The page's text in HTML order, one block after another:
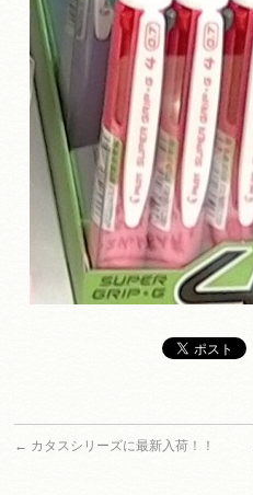
← カタスシリーズに最新入荷！！